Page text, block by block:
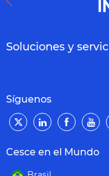
Soluciones y
Síguenos
Cesce en el Mundo